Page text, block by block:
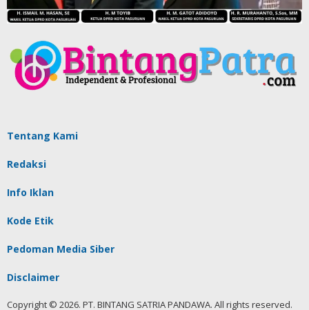
Tentang Kami
Redaksi
Info Iklan
Kode Etik
Pedoman Media Siber
Disclaimer
Copyright © 2026. PT. BINTANG SATRIA PANDAWA. All rights reserved.